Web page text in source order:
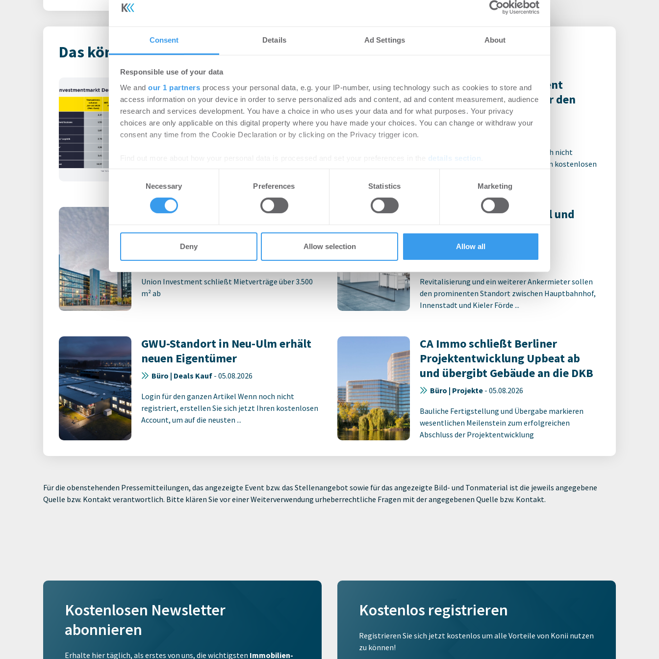
Consent Details Ad Settings About
Responsible use of your data
We and our 1 partners process your personal data, e.g. your IP-number, using technology such as cookies to store and
access information on your device in order to serve personalized ads and content, ad and content measurement, audience
research and services development. You have a choice in who uses your data and for what purposes. Your privacy
choices are only applicable on this digital property where you have made your choices. You can change or withdraw your
consent any time from the Cookie Declaration or by clicking on the Privacy trigger icon.
details section
We use cookies to personalise content and ads, to provide social media features and to analyse our traffic. We also share
other information that you’ve provided to them or that they’ve collected from your use of their services.
Consent
Necessary Preferences Statistics Marketing
Deny Allow selection Allow all
Das könnte Dich auch interessieren
Immobilieninvestmentmarkt
Deutschland – August 2026
Büro | Märkte -06.08.2026
Login für den ganzen Artikel Wenn noch nicht
Ampega Asset Management
gewinnt ODDO BHF SE für den
SKYPER
Login für den ganzen Artikel Wenn noch nicht
registriert, erstellen Sie sich jetzt Ihren kostenlosen
Büromieter verlängern und
expandieren im Stuttgarter
Technologiepark STEP
Büro | Deals Miete-06.08.2026
Union Investment schließt Mietverträge über 3.500
m² ab
HWS erwirbt das CAP Kiel und
plant umfassende
Neupositionierung
Büro | Deals Kauf-05.08.2026
Revitalisierung und ein weiterer Ankermieter sollen
den prominenten Standort zwischen Hauptbahnhof,
Innenstadt und Kieler Förde ...
GWU-Standort in Neu-Ulm erhält
neuen Eigentümer
Büro | Deals Kauf - 05.08.2026
Login für den ganzen Artikel Wenn noch nicht
registriert, erstellen Sie sich jetzt Ihren kostenlosen
Account, um auf die neusten ...
CA Immo schließt Berliner
Projektentwicklung Upbeat ab
und übergibt Gebäude an die DKB
Büro | Projekte - 05.08.2026
Bauliche Fertigstellung und Übergabe markieren
wesentlichen Meilenstein zum erfolgreichen
Abschluss der Projektentwicklung
Für die obenstehenden Pressemitteilungen, das angezeigte Event bzw. das Stellenangebot sowie für das angezeigte Bild- und Tonmaterial ist die jeweils angegebene
Quelle bzw. Kontakt verantwortlich. Bitte klären Sie vor einer Weiterverwendung urheberrechtliche Fragen mit der angegebenen Quelle bzw. Kontakt.
Kostenlosen Newsletter
abonnieren
Erhalte hier täglich, als erstes von uns, die wichtigsten Immobilien-
Kostenlos registrieren
Registrieren Sie sich jetzt kostenlos um alle Vorteile von Konii nutzen
zu können!